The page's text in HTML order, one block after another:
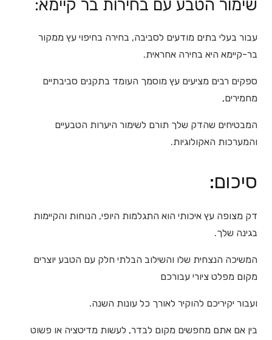
שימור הטבע עם בחירות בר קיימא:
עבור בעלי בתים מודעים לסביבה, בחירה בחיפוי עץ ממקור
בר-קיימא היא בחירה אחראית.
ספקים רבים מציעים עץ מוסמך העומד בתקנים סביבתיים
מחמירים,
המבטיחים שהדק שלך תורם לשימור היערות הטבעיים
והמערכות האקולוגיות.
סיכום:
דק מצופה עץ איכותי הוא התגלמות היופי, הנוחות והקיימות
בגינה שלך.
המשיכה הנצחית שלו והשילוב הבלתי חלק עם הטבע יוצרים
מקום מפלט ציורי עבורכם
ועבור יקיריכם להוקיר לאורך כל עונות השנה.
בין אם אתם מחפשים מקום לבדר, לעשות מדיטציה או פשוט